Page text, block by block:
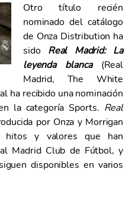
Otro título recién
nominado del catálogo
de Onza Distribution ha
sido Real Madrid:
La
leyenda blanca(Real
Madrid, The White
ha recibido una nominación
la categoría Sports. Real
por Onza y Morrigan
hitos y valores que han
Madrid Club de Fútbol, y
disponibles en varios